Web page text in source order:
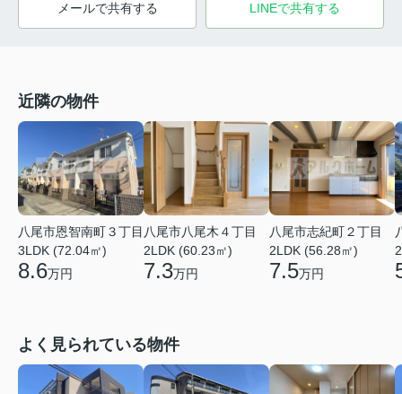
メールで共有する LINEで共有する
近隣の物件
八尾市恩智南町３丁目
3LDK (72.04㎡)
8.6万円
八尾市八尾木４丁目
2LDK (60.23㎡)
7.3万円
八尾市志紀町２丁目
2LDK (56.28㎡)
7.5万円
よく見られている物件